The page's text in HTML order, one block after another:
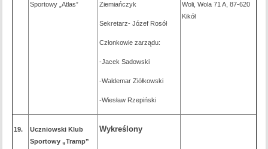
Sportowy „Atlas”
Ziemiańczyk
Sekretarz- Józef Rosół
Członkowie zarządu:
-Jacek Sadowski
-Waldemar Ziółkowski
-Wiesław Rzepiński
Woli, Wola 71 A, 87-620
Kikół
19.
Uczniowski Klub
Sportowy „Tramp”
Wykreślony